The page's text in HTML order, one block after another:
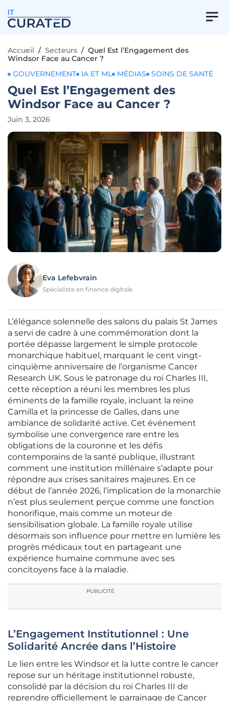
IT
Accueil / Secteurs / Quel Est l’Engagement des
Windsor Face au Cancer ?
GOUVERNEMENT
IA ET ML MÉDIAS SOINS DE SANTÉ
Quel Est l’Engagement des
Windsor Face au Cancer ?
Juin 3, 2026
Eva Lefebvrain
Spécialiste en finance digitale
L’élégance solennelle des salons du palais St James
a servi de cadre à une commémoration dont la
portée dépasse largement le simple protocole
monarchique habituel, marquant le cent vingt-
cinquième anniversaire de l’organisme Cancer
Research UK. Sous le patronage du roi Charles III,
cette réception a réuni les membres les plus
éminents de la famille royale, incluant la reine
Camilla et la princesse de Galles, dans une
ambiance de solidarité active. Cet événement
symbolise une convergence rare entre les
obligations de la couronne et les défis
contemporains de la santé publique, illustrant
comment une institution millénaire s’adapte pour
répondre aux crises sanitaires majeures. En ce
début de l’année 2026, l’implication de la monarchie
n’est plus seulement perçue comme une fonction
honorifique, mais comme un moteur de
sensibilisation globale. La famille royale utilise
désormais son influence pour mettre en lumière les
progrès médicaux tout en partageant une
expérience humaine commune avec ses
concitoyens face à la maladie.
PUBLICITÉ
L’Engagement Institutionnel : Une
Solidarité Ancrée dans l’Histoire
Le lien entre les Windsor et la lutte contre le cancer
repose sur un héritage institutionnel robuste,
consolidé par la décision du roi Charles III de
reprendre officiellement le parrainage de Cancer